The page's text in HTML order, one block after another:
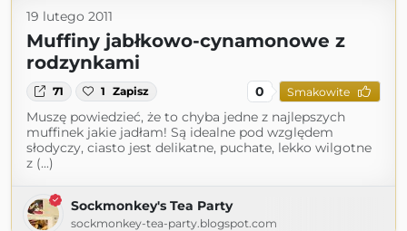
19 lutego 2011
Muffiny jabłkowo-cynamonowe z
rodzynkami
71 1 Zapisz 0 Smakowite
Muszę powiedzieć, że to chyba jedne z najlepszych
muffinek jakie jadłam! Są idealne pod względem
słodyczy, ciasto jest delikatne, puchate, lekko wilgotne
z (...)
Sockmonkey's Tea Party
sockmonkey-tea-party.blogspot.com